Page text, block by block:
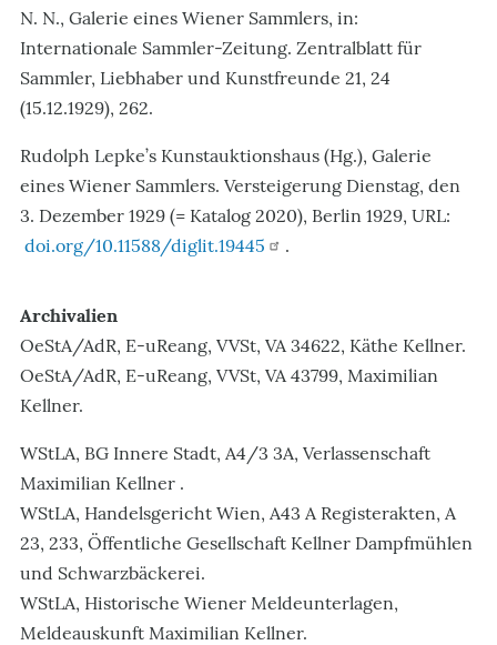
N. N., Galerie eines Wiener Sammlers, in:
Internationale Sammler-Zeitung. Zentralblatt für
Sammler, Liebhaber und Kunstfreunde 21, 24
(15.12.1929), 262.
Rudolph Lepke’s Kunstauktionshaus (Hg.), Galerie
eines Wiener Sammlers. Versteigerung Dienstag, den
3. Dezember 1929 (= Katalog 2020), Berlin 1929, URL:
doi.org/10.11588/diglit.19445
.
Archivalien
OeStA/AdR, E-uReang, VVSt, VA 34622, Käthe Kellner.
OeStA/AdR, E-uReang, VVSt, VA 43799, Maximilian
Kellner.
WStLA, BG Innere Stadt, A4/3 3A, Verlassenschaft
Maximilian Kellner .
WStLA, Handelsgericht Wien, A43 A Registerakten, A
23, 233, Öffentliche Gesellschaft Kellner Dampfmühlen
und Schwarzbäckerei.
WStLA, Historische Wiener Meldeunterlagen,
Meldeauskunft Maximilian Kellner.